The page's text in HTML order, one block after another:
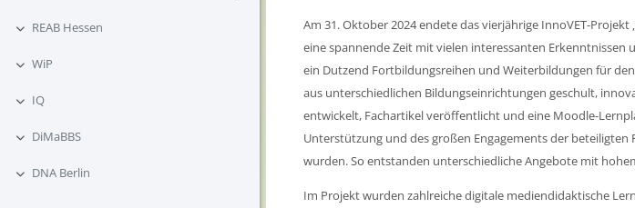
Einklappen
REAB Hessen
Einklappen
WiP
Einklappen
IQ
Einklappen
DiMaBBS
Einklappen
DNA Berlin
Am 31. Oktober 2024 endete das vierjährige InnoVET-
eine spannende Zeit mit vielen interessanten Erkenntnissen
ein Dutzend Fortbildungsreihen und Weiterbildungen für
aus unterschiedlichen Bildungseinrichtungen geschult,
entwickelt, Fachartikel veröffentlicht und eine Moodle-
Unterstützung und des großen Engagements der
wurden. So entstanden unterschiedliche Angebote mit
Im Projekt wurden zahlreiche digitale mediendidaktische